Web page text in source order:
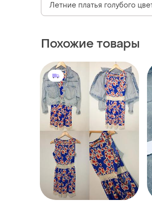
Летние платья голубого
Похожие товары